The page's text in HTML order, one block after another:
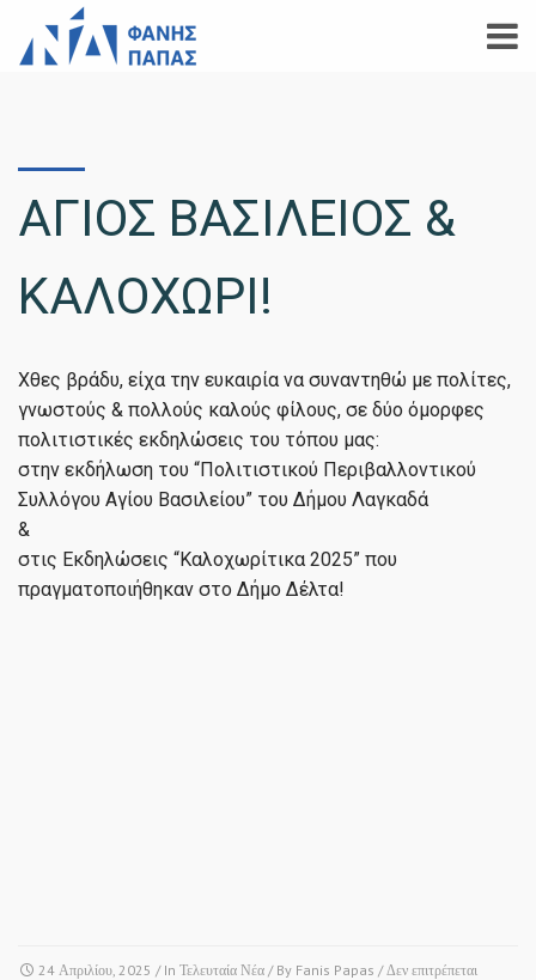
ΑΓΙΟΣ ΒΑΣΙΛΕΙΟΣ &
ΚΑΛΟΧΩΡΙ!
Χθες βράδυ, είχα την ευκαιρία να συναντηθώ με πολίτες,
γνωστούς & πολλούς καλούς φίλους, σε δύο όμορφες
πολιτιστικές εκδηλώσεις του τόπου μας:
στην εκδήλωση του “Πολιτιστικού Περιβαλλοντικού
Συλλόγου Αγίου Βασιλείου” του Δήμου Λαγκαδά
&
στις Εκδηλώσεις “Καλοχωρίτικα 2025” που
πραγματοποιήθηκαν στο Δήμο Δέλτα!
24 Απριλίου, 2025 / In Τελευταία Νέα / By Fanis Papas /Δεν επιτρέπεται